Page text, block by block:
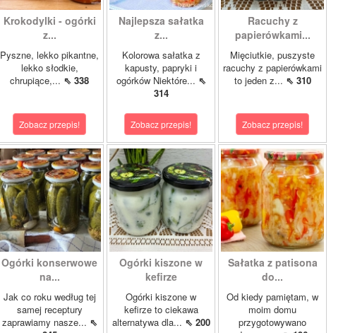
Krokodylki - ogórki
z...
Pyszne, lekko pikantne,
lekko słodkie,
chrupiące,... ⇖ 338
Zobacz przepis!
Najlepsza sałatka
z...
Kolorowa sałatka z
kapusty, papryki i
ogórków Niektóre... ⇖
314
Zobacz przepis!
Racuchy z
papierówkami...
Mięciutkie, puszyste
racuchy z papierówkami
to jeden z... ⇖ 310
Zobacz przepis!
Ogórki konserwowe
na...
Jak co roku według tej
samej receptury
zaprawiamy nasze... ⇖
Ogórki kiszone w
kefirze
Ogórki kiszone w
kefirze to ciekawa
alternatywa dla... ⇖ 200
Sałatka z patisona
do...
Od kiedy pamiętam, w
moim domu
przygotowywano